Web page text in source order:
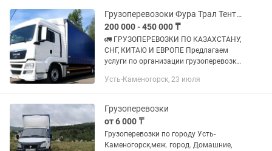
Грузоперевозоки Фура Трал Тент Камаз Логистика Рефрижератора
200 000 - 450 000 ₸
🚛 ГРУЗОПЕРЕВОЗКИ ПО КАЗАХСТАНУ,
СНГ, КИТАЮ И ЕВРОПЕ Предлагаем
услуги по организации грузоперевозки
всему Казахстану ✅ Международные
Усть-Каменогорск, 23 июля
Грузоперевозки
от 6 000 ₸
Грузоперевозки по городу Усть-
Каменогорск,меж. город. Домашние,